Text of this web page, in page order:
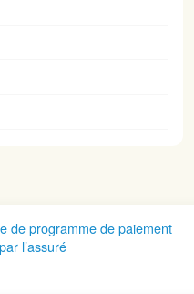
de programme de paiement
l’assuré